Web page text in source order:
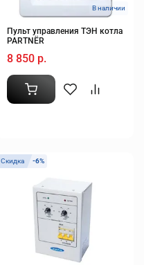
В наличии
Пульт управления ТЭН котла
PARTNЁR
8 850 р.
Скидка -6%